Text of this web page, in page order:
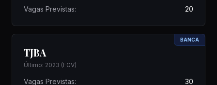
Vagas Previstas: 20
BANCA
TJBA
Último: 2023 (FGV)
Vagas Previstas: 30